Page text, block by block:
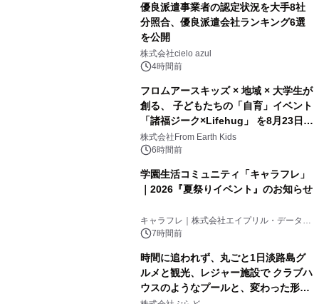
優良派遣事業者の認定状況を大手8社
分照合、優良派遣会社ランキング6選
を公開
株式会社cielo azul
4時間前
フロムアースキッズ × 地域 × 大学生が
創る、 子どもたちの「自育」イベント
「諸福ジーク×Lifehug」 を8月23日
(日)開催
株式会社From Earth Kids
6時間前
学園生活コミュニティ「キャラフレ」
｜2026『夏祭りイベント』のお知らせ
キャラフレ｜株式会社エイプリル・データ・
デザインズ
7時間前
時間に追われず、丸ごと1日淡路島グ
ルメと観光、レジャー施設で クラブハ
ウスのようなプールと、変わった形の